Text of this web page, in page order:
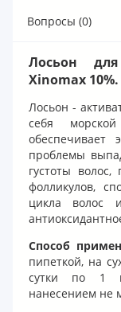
Вопросы (0)
Лосьон
Xinomаx 10%.
Лосьон -
себя
обеспечивает
проблемы
густоты
фолликулов,
цикла волос
Способ
пипеткой, на
сутки по 1
нанесением не